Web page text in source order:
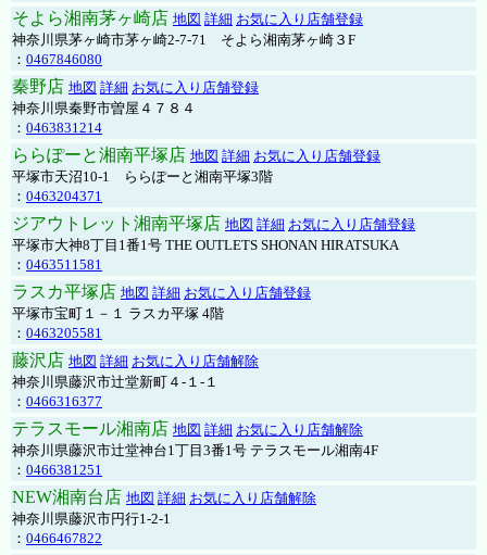
そよら湘南茅ヶ崎店 地図 詳細 お気に入り店舗登録
神奈川県茅ヶ崎市茅ヶ崎2‐7‐71 そよら湘南茅ヶ崎３F
： 0467846080
秦野店 地図 詳細 お気に入り店舗登録
神奈川県秦野市曽屋４７８４
： 0463831214
ららぽーと湘南平塚店 地図 詳細 お気に入り店舗登録
平塚市天沼10-1 ららぽーと湘南平塚3階
： 0463204371
ジアウトレット湘南平塚店 地図 詳細 お気に入り店舗登録
平塚市大神8丁目1番1号 THE OUTLETS SHONAN HIRATSUKA
： 0463511581
ラスカ平塚店 地図 詳細 お気に入り店舗登録
平塚市宝町１－１ ラスカ平塚 4階
： 0463205581
藤沢店 地図 詳細 お気に入り店舗解除
神奈川県藤沢市辻堂新町４-１-１
： 0466316377
テラスモール湘南店 地図 詳細 お気に入り店舗解除
神奈川県藤沢市辻堂神台1丁目3番1号 テラスモール湘南4F
： 0466381251
NEW湘南台店 地図 詳細 お気に入り店舗解除
神奈川県藤沢市円行1-2-1
： 0466467822